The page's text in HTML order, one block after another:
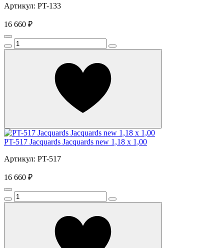
Артикул: PT-133
16 660 ₽
PT-517 Jacquards Jacquards new 1,18 x 1,00
Артикул: PT-517
16 660 ₽